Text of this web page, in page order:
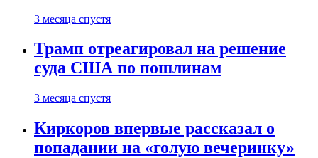
3 месяца спустя
Трамп отреагировал на решение
суда США по пошлинам
3 месяца спустя
Киркоров впервые рассказал о
попадании на «голую вечеринку»